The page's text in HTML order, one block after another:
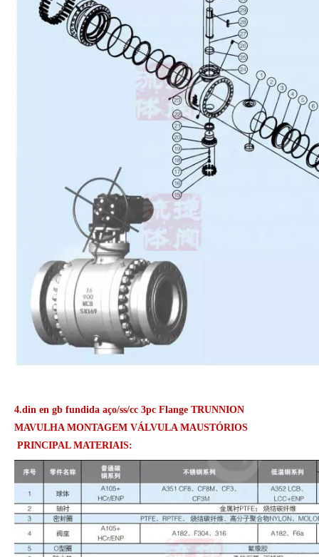
4.din en gb fundida aço/ss/cc 3pc Flange TRUNNION
MAVULHA MONTAGEM VÁLVULA MAUSTÓRIOS
PRINCIPAL MATERIAIS: